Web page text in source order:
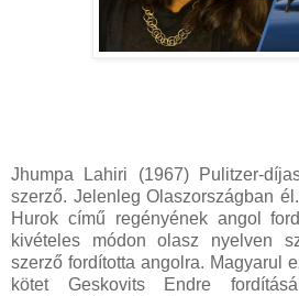
Jhumpa Lahiri (1967) Pulitzer-
szerző. Jelenleg Olaszországban
Hurok című regényének angol
kivételes módon olasz nyelven
szerző fordította angolra. Magyarul
kötet Geskovits Endre